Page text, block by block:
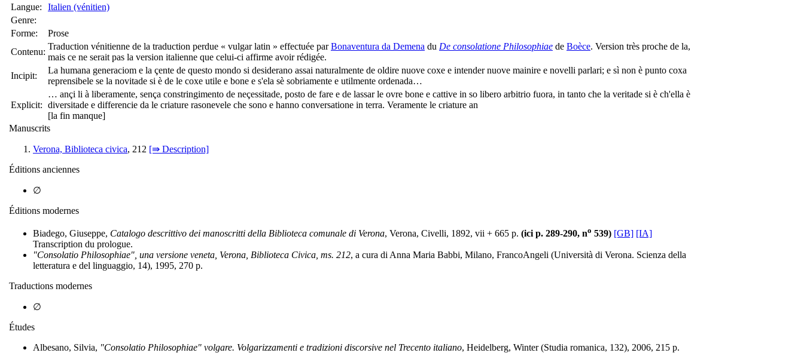
Langue:
Italien (vénitien)
Genre:
Forme:
Prose
Contenu:
Traduction vénitienne de la traduction perdue « vulgar latin » effectuée parBonaventura da Demena du De consolatione Philosophiae de Boèce. Version très proche de la,
mais ce ne serait pas la version italienne que celui-ci affirme avoir rédigée.
Incipit:
La humana generaciom e la çente de questo mondo si desiderano assai naturalmente de oldire nuove coxe e intender nuove mainire e novelli parlari; e sì non è punto coxa
reprensibele se la novitade si è de le coxe utile e bone e s'ela sè sobriamente e utilmente ordenada…
Explicit:
… ançi li à liberamente, sença constringimento de neçessitade, posto de fare e de lassar le ovre bone e cattive in so libero arbitrio fuora, in tanto che la veritade si è ch'ella è
diversitade e differencie da le criature rasonevele che sono e hanno conversatione in terra. Veramente le criature an
[la fin manque]
Manuscrits
Verona, Biblioteca civica, 212 [⇛ Description]
Éditions anciennes
∅
Éditions modernes
Biadego, Giuseppe, Catalogo descrittivo dei manoscritti della Biblioteca comunale di Verona, Verona, Civelli, 1892, vii + 665 p. (ici p. 289-290, no 539) [GB] [IA]
Transcription du prologue.
"Consolatio Philosophiae", una versione veneta, Verona, Biblioteca Civica, ms. 212, a cura di Anna Maria Babbi, Milano, FrancoAngeli (Università di Verona. Scienza della
letteratura e del linguaggio, 14), 1995, 270 p.
Traductions modernes
∅
Études
Albesano, Silvia, "Consolatio Philosophiae" volgare. Volgarizzamenti e tradizioni discorsive nel Trecento italiano, Heidelberg, Winter (Studia romanica, 132), 2006, 215 p.